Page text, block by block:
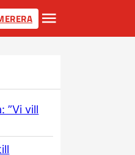
”Vi vill